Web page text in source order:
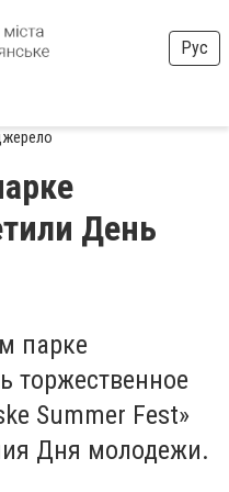
Рус
День
парке
торжественное
Summer Fest»
Дня молодежи.